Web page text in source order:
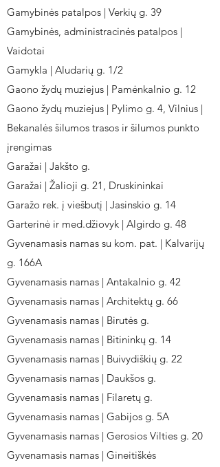
Gamybinės patalpos | Verkių g. 39
Gamybinės, administracinės patalpos |
Vaidotai
Gamykla | Aludarių g. 1/2
Gaono žydų muziejus | Pamėnkalnio g. 12
Gaono žydų muziejus | Pylimo g. 4, Vilnius |
Bekanalės šilumos trasos ir šilumos punkto
įrengimas
Garažai | Jakšto g.
Garažai | Žalioji g. 21, Druskininkai
Garažo rek. į viešbutį | Jasinskio g. 14
Garterinė ir med.džiovyk | Algirdo g. 48
Gyvenamasis namas su kom. pat. | Kalvarijų
g. 166A
Gyvenamasis namas | Antakalnio g. 42
Gyvenamasis namas | Architektų g. 66
Gyvenamasis namas | Birutės g.
Gyvenamasis namas | Bitininkų g. 14
Gyvenamasis namas | Buivydiškių g. 22
Gyvenamasis namas | Daukšos g.
Gyvenamasis namas | Filaretų g.
Gyvenamasis namas | Gabijos g. 5A
Gyvenamasis namas | Gerosios Vilties g. 20
Gyvenamasis namas | Gineitiškės